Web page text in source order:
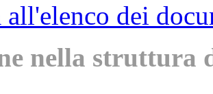
all'elenco dei
nella struttura